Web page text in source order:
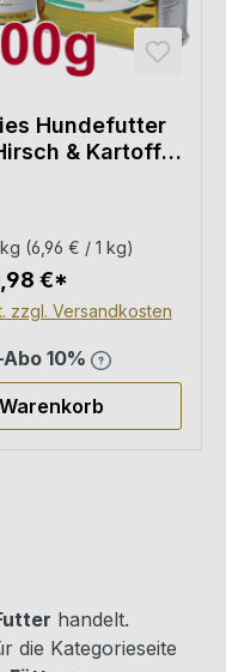
Hundefutter
& Kartoffel
(6,96 € / 1 kg)
€*
zzgl. Versandkosten
10%
handelt.
die Kategorieseite